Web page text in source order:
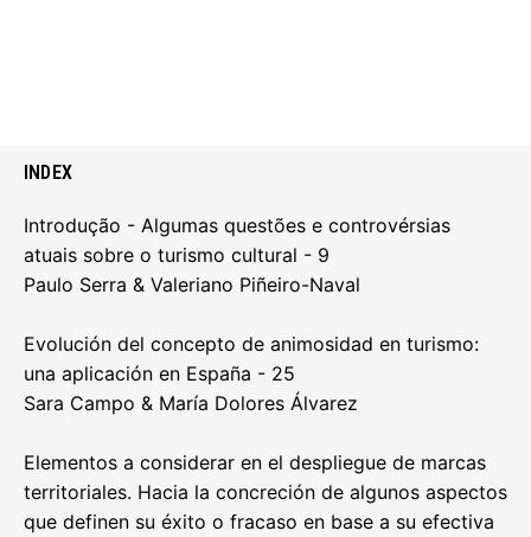
INDEX
Introdução - Algumas questões e controvérsias
atuais sobre o turismo cultural - 9
Paulo Serra & Valeriano Piñeiro-Naval
Evolución del concepto de animosidad en turismo:
una aplicación en España - 25
Sara Campo & María Dolores Álvarez
Elementos a considerar en el despliegue de marcas
territoriales. Hacia la concreción de algunos aspectos
que definen su éxito o fracaso en base a su efectiva